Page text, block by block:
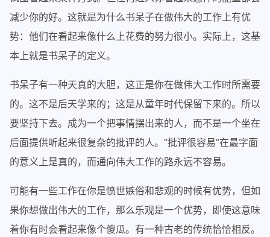
减少你的好。这就是为什么书呆子在做伟大的工作上有优
势：他们在看起来像什么上花费的努力很小。实际上，这基
本上就是书呆子的定义。
书呆子有一种天真的大胆，这正是你在做伟大工作时所需要
的。这不是后天学来的；这是从童年时代保留下来的。所以
要坚持下去。成为一个把事情摆出来的人，而不是一个坐在
后面提供听起来很复杂的批评的人。”批评很容易”在最字面
的意义上是真的，而通向伟大工作的路永远不容易。
可能有一些工作在你是愤世嫉俗和悲观的时候有优势，但如
果你想做出伟大的工作，那么乐观是一个优势，即使这意味
着你有时会看起来像个傻瓜。有一种古老的传统恰恰相反。